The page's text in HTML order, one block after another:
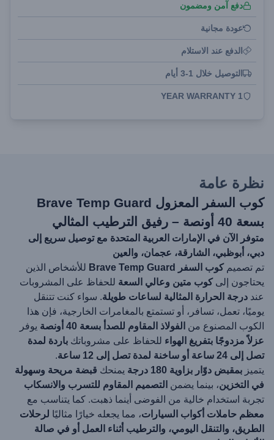
دفع آمن ومضمون
عودة مجانية
الدفع عند الاستلام
التوصيل خلال 1-3 أيام
1 YEAR WARRANTY
نظرة عامة
كوب السفر المعزول Brave Temp Guard
بسعة 40 أونصة – رفيق الترطيب المثالي
متوفر الآن في الإمارات العربية المتحدة مع توصيل سريع إلى
دبي، أبوظبي، الشارقة، عجمان، والعين
تم تصميمكوب السفر Brave Temp Guard
للأشخاص الذين
يحتاجون إلىكوب متين وعالي السعة للحفاظ على المشروبات
عند درجة الحرارة المثالية لساعات طويلة. سواء كنت تتنقل
يوميًا، تعمل، تسافر، أو تستمتع بالمغامرات الخارجية، فإن هذا
الكوب المصنوع من الفولاذ المقاوم للصدأ بسعة 40 أونصة
يوفر
عزلاً مزدوجًا بتفريغ الهواء للحفاظ على مشروباتك باردة لمدة
تصل إلى 24 ساعة أو ساخنة لمدة تصل إلى 12 ساعة
.
يتميز بمقبض دوّار بزاوية 180 درجة يمنحك قبضة مريحة وسهولة
في التخزين، بينما يضمن التصميم المقاوم للتسرب والانسكاب
تجربة استخدام خالية من الفوضى أينما ذهبت. كما يتناسب مع
معظم حاملات أكواب السيارات، مما يجعله خيارًا مثاليًا لرحلات
الطريق، والتنقل اليومي، والترطيب أثناء العمل أو في صالة